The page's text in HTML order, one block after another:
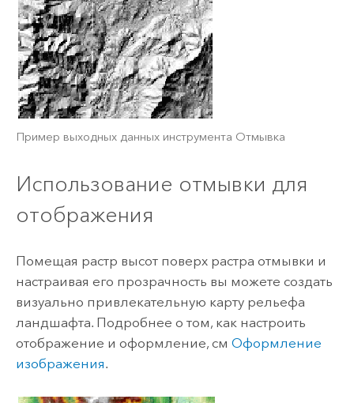
Пример выходных данных инструмента Отмывка
Использование отмывки для
отображения
Помещая растр высот поверх растра отмывки и
настраивая его прозрачность вы можете создать
визуально привлекательную карту рельефа
ландшафта. Подробнее о том, как настроить
отображение и оформление, см Оформление
изображения.